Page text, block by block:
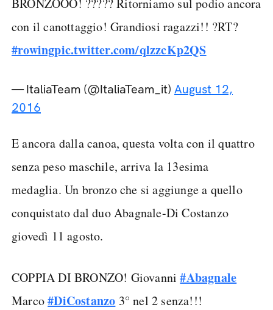
BRONZOOO! ????? Ritorniamo sul podio ancora
con il canottaggio! Grandiosi ragazzi!! ?RT?
#rowingpic.twitter.com/qlzzcKp2QS
— ItaliaTeam (@ItaliaTeam_it) August 12,
2016
E ancora dalla canoa, questa volta con il quattro
senza peso maschile, arriva la 13esima
medaglia. Un bronzo che si aggiunge a quello
conquistato dal duo Abagnale-Di Costanzo
giovedì 11 agosto.
COPPIA DI BRONZO! Giovanni#Abagnale
Marco#DiCostanzo 3° nel 2 senza!!!